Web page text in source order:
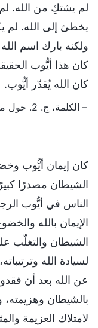
لم يشتكِ من الله.
يخطئ إلى الله. لم
ولكنه بارك اسم
كان هذا أيُّوب
كان الله يُقدّر أيُّوب.
–
كان إيمان أيُّوب
الشيطان مصدرًا
الناس في أيُّوب
الإيمان بالله
الشيطان والتغلّب
لسيادة الله
عن الله بعد أن
بالشيطان
لامتلاك العزيمة